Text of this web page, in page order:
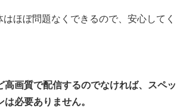
はほぼ問題なくできるので、安心してく
高画質で配信するのでなければ、スペッ
必要ありません。